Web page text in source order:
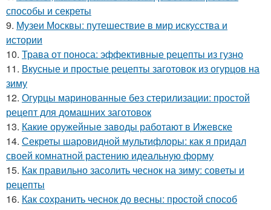
способы и секреты
9. Музеи Москвы: путешествие в мир искусства и
истории
10. Трава от поноса: эффективные рецепты из гузно
11. Вкусные и простые рецепты заготовок из огурцов на
зиму
12. Огурцы маринованные без стерилизации: простой
рецепт для домашних заготовок
13. Какие оружейные заводы работают в Ижевске
14. Секреты шаровидной мультифлоры: как я придал
своей комнатной растению идеальную форму
15. Как правильно засолить чеснок на зиму: советы и
рецепты
16. Как сохранить чеснок до весны: простой способ